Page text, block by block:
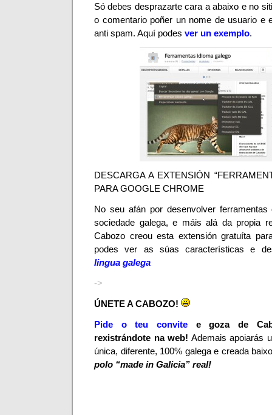
Só debes desprazarte cara a abaixo e no
o comentario poñer un nome de usuario e
anti spam. Aquí podes ver un exemplo.
DESCARGA A EXTENSIÓN
PARA GOOGLE CHROME
No seu afán por desenvolver
sociedade galega, e máis alá da propia
Cabozo creou esta extensión gratuíta
podes ver as súas características e
lingua galega
->
ÚNETE A CABOZO!
Pide o teu convite e goza de
rexistrándote na web! Ademais apoiarás
única, diferente, 100% galega e creada
polo “made in Galicia” real!